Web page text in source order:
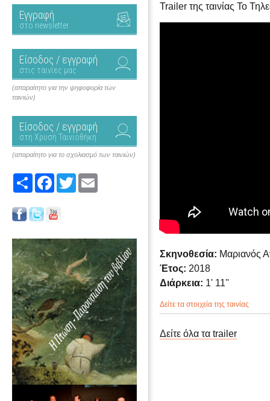
Εγγραφή
στο newsletter
Είσοδος / εγγραφή
στις ταινίες μας
(απαραίτητο για την ψηφοφορία των
ταινιών)
Είσοδος / εγγραφή
στη Χρυσή Ταινιοθήκη
(απαραίτητο για το σχολιασμό των ταινιών)
Share FacebookTwitter
Trailer της ταινίας Το
Σκηνοθεσία: Μαριανός
Έτος: 2018
Διάρκεια: 1' 11''
Δείτε τα στοιχεία της ταινίας
Δείτε όλα τα trailer